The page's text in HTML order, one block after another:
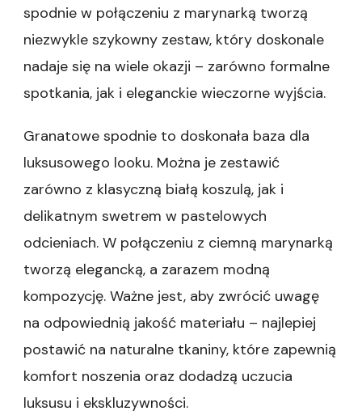
spodnie w połączeniu z marynarką tworzą
niezwykle szykowny zestaw, który doskonale
nadaje się na wiele okazji – zarówno formalne
spotkania, jak i eleganckie wieczorne wyjścia.
Granatowe spodnie to doskonała baza dla
luksusowego looku. Można je zestawić
zarówno z klasyczną białą koszulą, jak i
delikatnym swetrem w pastelowych
odcieniach. W połączeniu z ciemną marynarką
tworzą elegancką, a zarazem modną
kompozycję. Ważne jest, aby zwrócić uwagę
na odpowiednią jakość materiału – najlepiej
postawić na naturalne tkaniny, które zapewnią
komfort noszenia oraz dodadzą uczucia
luksusu i ekskluzywności.